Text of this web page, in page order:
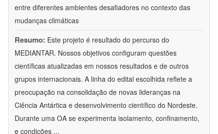
entre diferentes ambientes desafiadores no contexto das
mudanças climáticas
Resumo: Este projeto é resultado do percurso do
MEDIANTAR. Nossos objetivos configuram questões
científicas atualizadas em nossos resultados e de outros
grupos internacionais. A linha do edital escolhida reflete a
preocupação na consolidação de novas lideranças na
Ciência Antártica e desenvolvimento científico do Nordeste.
Durante uma OA se experimenta isolamento, confinamento,
e condições ...